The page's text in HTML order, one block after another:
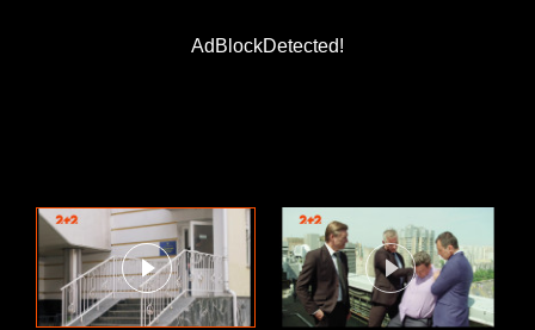
AdBlockDetected!